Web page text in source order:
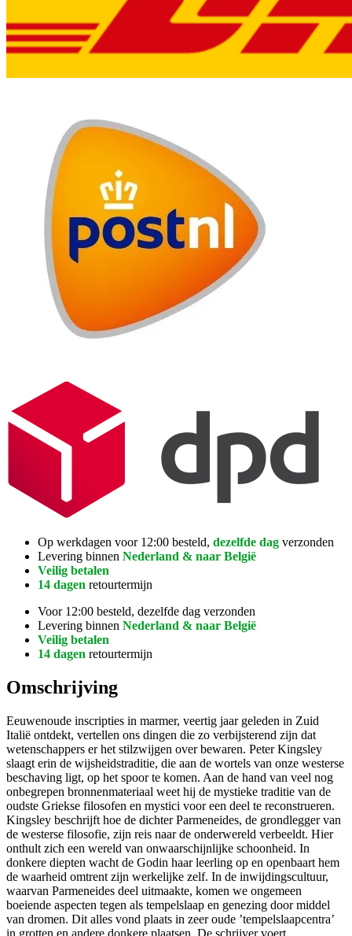
Op werkdagen voor 12:00 besteld, dezelfde dag verzonden
Levering binnen Nederland & naar België
Veilig betalen
14 dagen retourtermijn
Voor 12:00 besteld, dezelfde dag verzonden
Levering binnen Nederland & naar België
Veilig betalen
14 dagen retourtermijn
Omschrijving
Eeuwenoude inscripties in marmer, veertig jaar geleden in Zuid
Italië ontdekt, vertellen ons dingen die zo verbijsterend zijn dat
wetenschappers er het stilzwijgen over bewaren. Peter Kingsley
slaagt erin de wijsheidstraditie, die aan de wortels van onze westerse
beschaving ligt, op het spoor te komen. Aan de hand van veel nog
onbegrepen bronnenmateriaal weet hij de mystieke traditie van de
oudste Griekse filosofen en mystici voor een deel te reconstrueren.
Kingsley beschrijft hoe de dichter Parmeneides, de grondlegger van
de westerse filosofie, zijn reis naar de onderwereld verbeeldt. Hier
onthult zich een wereld van onwaarschijnlijke schoonheid. In
donkere diepten wacht de Godin haar leerling op en openbaart hem
de waarheid omtrent zijn werkelijke zelf. In de inwijdingscultuur,
waarvan Parmeneides deel uitmaakte, komen we ongemeen
boeiende aspecten tegen als tempelslaap en genezing door middel
van dromen. Dit alles vond plaats in zeer oude ’tempelslaapcentra’
in grotten en andere donkere plaatsen. De schrijver voert